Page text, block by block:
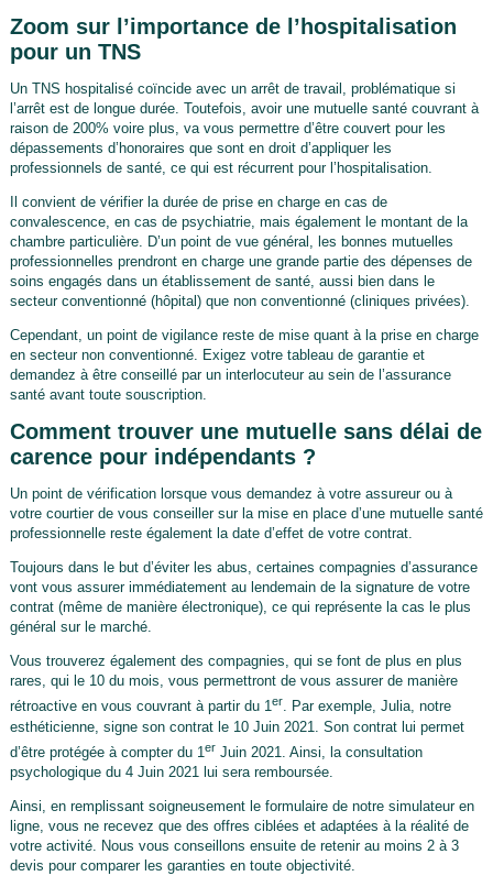
Zoom sur l’importance de l’hospitalisation
pour un TNS
Un TNS hospitalisé coïncide avec un arrêt de travail, problématique si
l’arrêt est de longue durée. Toutefois, avoir une mutuelle santé couvrant à
raison de 200% voire plus, va vous permettre d’être couvert pour les
dépassements d’honoraires que sont en droit d’appliquer les
professionnels de santé, ce qui est récurrent pour l’hospitalisation.
Il convient de vérifier la durée de prise en charge en cas de
convalescence, en cas de psychiatrie, mais également le montant de la
chambre particulière. D’un point de vue général, les bonnes mutuelles
professionnelles prendront en charge une grande partie des dépenses de
soins engagés dans un établissement de santé, aussi bien dans le
secteur conventionné (hôpital) que non conventionné (cliniques privées).
Cependant, un point de vigilance reste de mise quant à la prise en charge
en secteur non conventionné. Exigez votre tableau de garantie et
demandez à être conseillé par un interlocuteur au sein de l’assurance
santé avant toute souscription.
Comment trouver une mutuelle sans délai de
carence pour indépendants ?
Un point de vérification lorsque vous demandez à votre assureur ou à
votre courtier de vous conseiller sur la mise en place d’une mutuelle santé
professionnelle reste également la date d’effet de votre contrat.
Toujours dans le but d’éviter les abus, certaines compagnies d’assurance
vont vous assurer immédiatement au lendemain de la signature de votre
contrat (même de manière électronique), ce qui représente la cas le plus
général sur le marché.
Vous trouverez également des compagnies, qui se font de plus en plus
rares, qui le 10 du mois, vous permettront de vous assurer de manière
rétroactive en vous couvrant à partir du 1er. Par exemple, Julia, notre
esthéticienne, signe son contrat le 10 Juin 2021. Son contrat lui permet
d’être protégée à compter du 1er Juin 2021. Ainsi, la consultation
psychologique du 4 Juin 2021 lui sera remboursée.
Ainsi, en remplissant soigneusement le formulaire de notre simulateur en
ligne, vous ne recevez que des offres ciblées et adaptées à la réalité de
votre activité. Nous vous conseillons ensuite de retenir au moins 2 à 3
devis pour comparer les garanties en toute objectivité.